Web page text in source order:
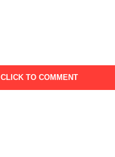
CLICK TO COMMENT